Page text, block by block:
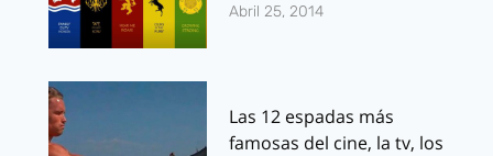
Abril 25, 2014
Las 12 espadas más
famosas del cine, la tv, los